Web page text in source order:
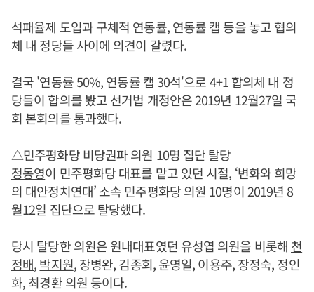
석패율제 도입과 구체적 연동률, 연동률 캡 등을 놓고 협의
체 내 정당들 사이에 의견이 갈렸다.
결국 '연동률 50%, 연동률 캡 30석'으로 4+1 합의체 내 정
당들이 합의를 봤고 선거법 개정안은 2019년 12월27일 국
회 본회의를 통과했다.
△민주평화당 비당권파 의원 10명 집단 탈당
정동영이 민주평화당 대표를 맡고 있던 시절, ‘변화와 희망
의 대안정치연대’ 소속 민주평화당 의원 10명이 2019년 8
월12일 집단으로 탈당했다.
당시 탈당한 의원은 원내대표였던 유성엽 의원을 비롯해 천
정배,박지원, 장병완, 김종회, 윤영일, 이용주, 장정숙, 정인
화, 최경환 의원 등이다.